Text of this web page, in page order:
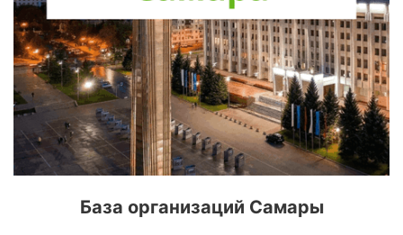
База организаций Самары